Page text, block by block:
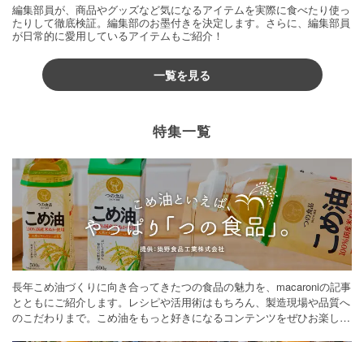
編集部員が、商品やグッズなど気になるアイテムを実際に食べたり使っ
たりして徹底検証。編集部のお墨付きを決定します。さらに、編集部員
が日常的に愛用しているアイテムもご紹介！
一覧を見る
特集一覧
長年こめ油づくりに向き合ってきたつの食品の魅力を、macaroniの記事
とともにご紹介します。レシピや活用術はもちろん、製造現場や品質へ
のこだわりまで。こめ油をもっと好きになるコンテンツをぜひお楽しみ